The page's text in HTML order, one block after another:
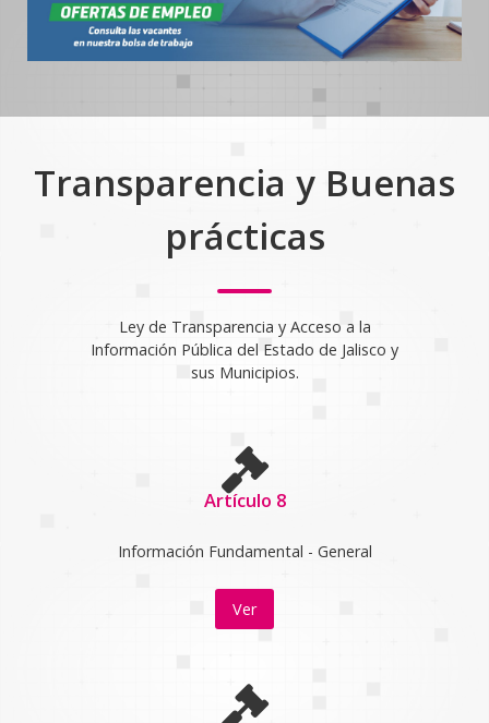
Transparencia y Buenas
prácticas
Ley de Transparencia y Acceso a la
Información Pública del Estado de Jalisco y
sus Municipios.
Artículo 8
Información Fundamental - General
Ver